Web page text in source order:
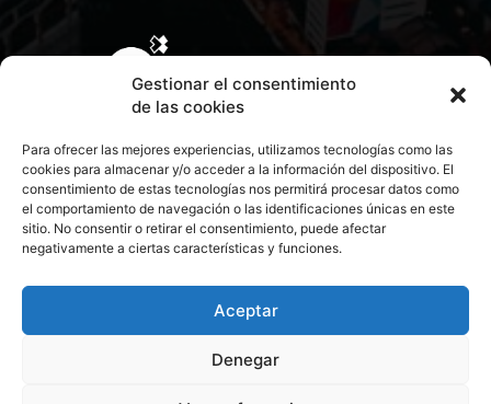
Gestionar el consentimiento
de las cookies
Para ofrecer las mejores experiencias, utilizamos tecnologías como las
cookies para almacenar y/o acceder a la información del dispositivo. El
consentimiento de estas tecnologías nos permitirá procesar datos como
el comportamiento de navegación o las identificaciones únicas en este
sitio. No consentir o retirar el consentimiento, puede afectar
negativamente a ciertas características y funciones.
Aceptar
Denegar
CONTACTA CON NOSOTROS